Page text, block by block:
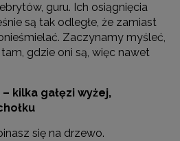
guru. Ich osiągnięcia
są tak odległe, że zamiast
Zaczynamy myśleć,
gdzie oni są, więc nawet
kilka gałęzi wyżej,
się na drzewo.